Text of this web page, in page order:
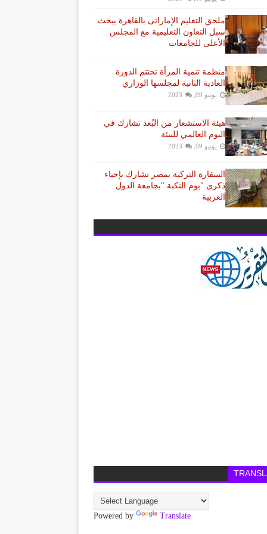
ملحق التعليم الإماراتى بالقاهرة يبحث
سبل التعاون التعليمية مع المجلس
الأعلى للجامعات
منظمة تنمية المرأة تختتم الدورة
العادية الثانية لمجلسها الوزاري
يونيو 09, 2023
هيئة الاستشعار من البُعد تشارك في
اليوم العالمي للبيئة
يونيو 09, 2023
السفارة التركية بمصر تشارك بإحياء
ذكرى "يوم النكبة "بجامعة الدول
العربية
Powered by Translate